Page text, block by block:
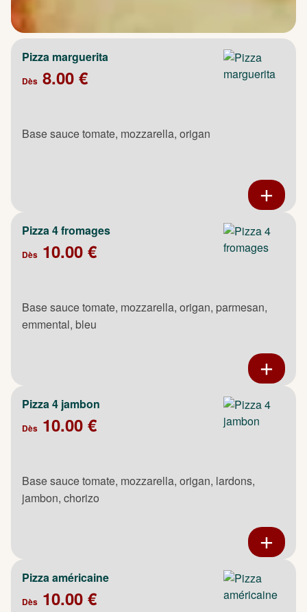
Pizza marguerita
Dès 8.00 €
Base sauce tomate, mozzarella, origan
Pizza 4 fromages
Dès 10.00 €
Base sauce tomate, mozzarella, origan, parmesan,
emmental, bleu
Pizza 4 jambon
Dès 10.00 €
Base sauce tomate, mozzarella, origan, lardons,
jambon, chorizo
Pizza américaine
Dès 10.00 €